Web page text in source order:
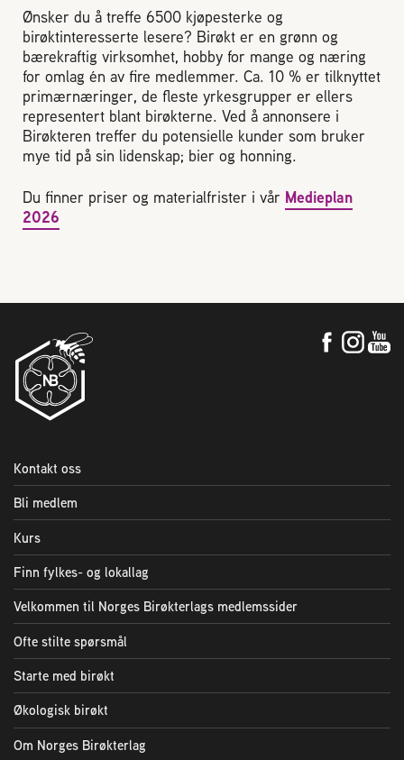
Sjekkliste for kjøp og salg av bier
Sykdom hos bier
Sukkeravgiftsrefusjon
Norges Birøkterlags standpunkt
Dampsagveien 14
2004 Lillestrøm
TEL 63 94 20 80
post@norbi.no
Ønsker du å treffe 6500 kjøpesterke og
birøktinteresserte lesere? Birøkt er en grønn og
bærekraftig virksomhet, hobby for mange og næring
for omlag én av fire medlemmer. Ca. 10 % er tilknyttet
primærnæringer, de fleste yrkesgrupper er ellers
representert blant birøkterne. Ved å annonsere i
Birøkteren treffer du potensielle kunder som bruker
mye tid på sin lidenskap; bier og honning.
Du finner priser og materialfrister i vår Medieplan
2026
Kontakt oss
Bli medlem
Kurs
Finn fylkes- og lokallag
Velkommen til Norges Birøkterlags medlemssider
Ofte stilte spørsmål
Starte med birøkt
Økologisk birøkt
Om Norges Birøkterlag